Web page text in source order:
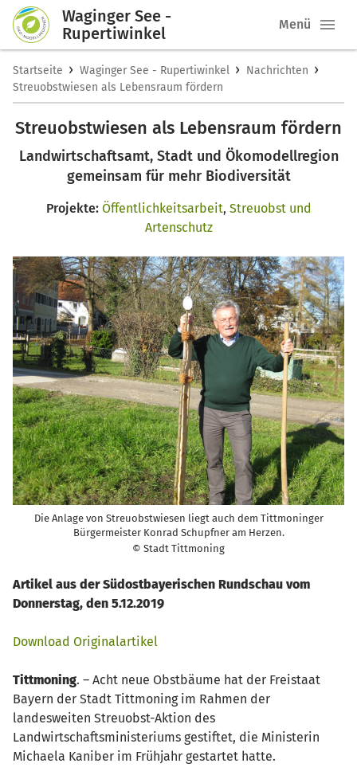
Waginger See -
Rupertiwinkel
Menü
Startseite › Waginger See - Rupertiwinkel › Nachrichten ›
Streuobstwiesen als Lebensraum fördern
Streuobstwiesen als Lebensraum fördern
Landwirtschaftsamt, Stadt und Ökomodellregion
gemeinsam für mehr Biodiversität
Projekte: Öffentlichkeitsarbeit, Streuobst und
Artenschutz
Die Anlage von Streuobstwiesen liegt auch dem Tittmoninger
Bürgermeister Konrad Schupfner am Herzen.
© Stadt Tittmoning
Artikel aus der Südostbayerischen Rundschau vom
Donnerstag, den 5.12.2019
Download Originalartikel
Tittmoning. – Acht neue Obstbäume hat der Freistaat
Bayern der Stadt Tittmoning im Rahmen der
landesweiten Streuobst-Aktion des
Landwirtschaftsministeriums gestiftet, die Ministerin
Michaela Kaniber im Frühjahr gestartet hatte.